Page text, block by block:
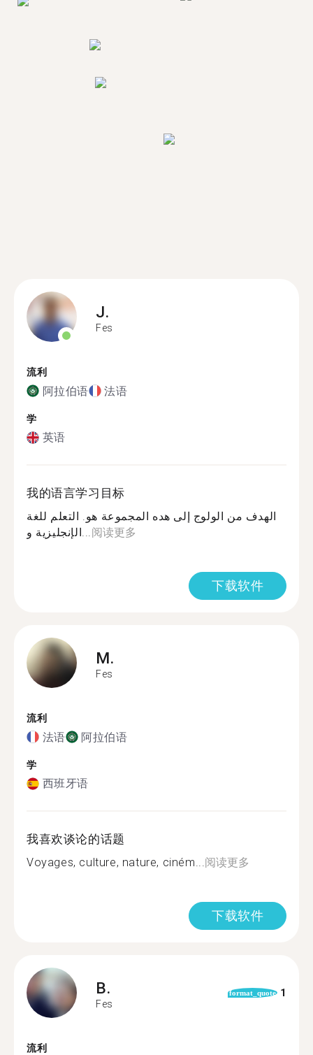
J.
Fes
流利
阿拉伯语 法语
学
英语
我的语言学习目标
الهدف من الولوج إلى هده المجموعة هو. التعلم للغة
الإنجليزية و...阅读更多
下载软件
M.
Fes
流利
法语 阿拉伯语
学
西班牙语
我喜欢谈论的话题
Voyages, culture, nature, ciném...阅读更多
下载软件
B.
Fes
format_quote 1
流利